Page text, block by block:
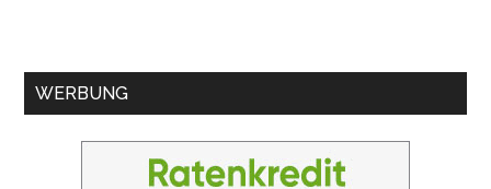
Seitenspalte
WERBUNG